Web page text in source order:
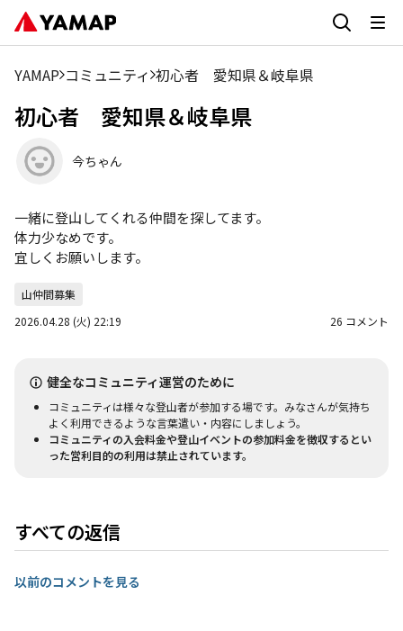
YAMAP コミュニティ 初心者 愛知県＆岐阜県
初心者 愛知県＆岐阜県
今ちゃん
一緒に登山してくれる仲間を探してます。
体力少なめです。
宜しくお願いします。
山仲間募集
2026.04.28 (火) 22:19
26 コメント
健全なコミュニティ運営のために
コミュニティは様々な登山者が参加する場です。みなさんが気持ち
よく利用できるような言葉遣い・内容にしましょう。
コミュニティの入会料金や登山イベントの参加料金を徴収するとい
った営利目的の利用は禁止されています。
すべての返信
以前のコメントを見る